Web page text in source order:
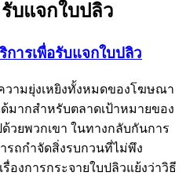
รับแจกใบปลิว
การเพื่อรับแจกใบปลิว
วามยุ่งเหยิงทั้งหมดของโฆษณา
มากสำหรับตลาดเป้าหมายของ
ยพวกเขา ในทางกลับกันการ
ถกำจัดสิ่งรบกวนที่ไม่พึง
องการกระจายใบปลิวแย้งว่าวิธี